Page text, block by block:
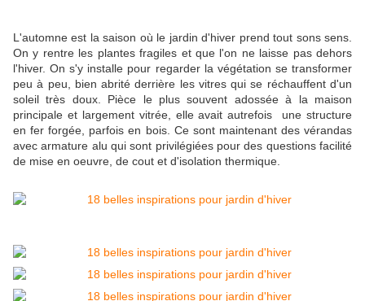
L'automne est la saison où le jardin d'hiver prend tout sons sens.
On y rentre les plantes fragiles et que l'on ne laisse pas dehors
l'hiver. On s'y installe pour regarder la végétation se transformer
peu à peu, bien abrité derrière les vitres qui se réchauffent d'un
soleil très doux. Pièce le plus souvent adossée à la maison
principale et largement vitrée, elle avait autrefois une structure
en fer forgée, parfois en bois. Ce sont maintenant des vérandas
avec armature alu qui sont privilégiées pour des questions facilité
de mise en oeuvre, de cout et d'isolation thermique.